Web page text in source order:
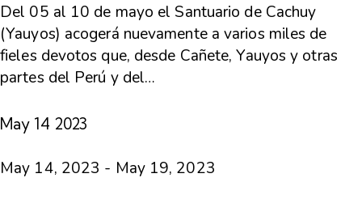
Del 05 al 10 de mayo el Santuario de Cachuy
(Yauyos) acogerá nuevamente a varios miles de
fieles devotos que, desde Cañete, Yauyos y otras
partes del Perú y del…
May 14 2023
May 14, 2023 - May 19, 2023